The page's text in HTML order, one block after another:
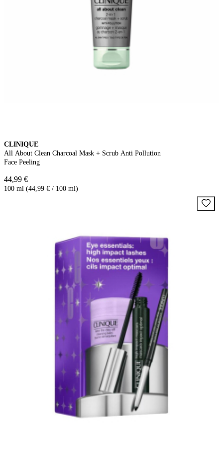
CLINIQUE
All About Clean Charcoal Mask + Scrub Anti Pollution
Face Peeling
44,99 €
100 ml (44,99 € / 100 ml)